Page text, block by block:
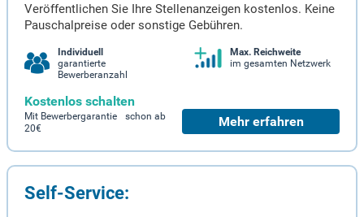
Veröffentlichen Sie Ihre Stellenanzeigen kostenlos. Keine
Pauschalpreise oder sonstige Gebühren.
Individuell
garantierte
Bewerberanzahl
Max. Reichweite
im gesamten Netzwerk
Kostenlos schalten
Mit Bewerbergarantie schon ab
20€
Mehr erfahren
Self-Service: